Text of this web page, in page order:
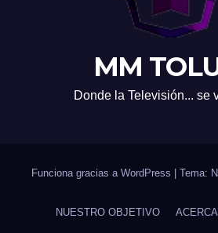
MM
Donde la Televisión... se
Funciona gracias a WordPress Tema:
NUESTRO OBJETIVO